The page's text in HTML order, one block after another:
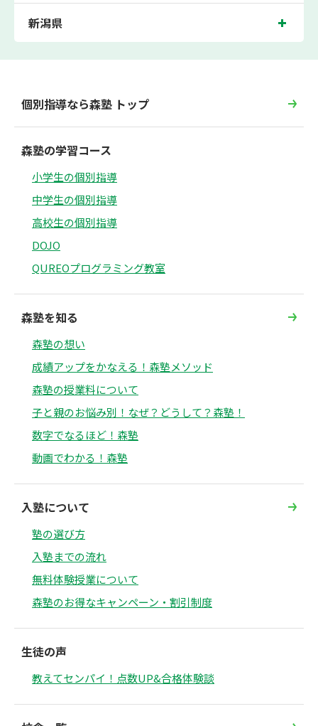
新潟県
個別指導なら森塾 トップ
森塾の学習コース
小学生の個別指導
中学生の個別指導
高校生の個別指導
DOJO
QUREOプログラミング教室
森塾を知る
森塾の想い
成績アップをかなえる！森塾メソッド
森塾の授業料について
子と親のお悩み別！なぜ？どうして？森塾！
数字でなるほど！森塾
動画でわかる！森塾
入塾について
塾の選び方
入塾までの流れ
無料体験授業について
森塾のお得なキャンペーン・割引制度
生徒の声
教えてセンパイ！点数UP&合格体験談